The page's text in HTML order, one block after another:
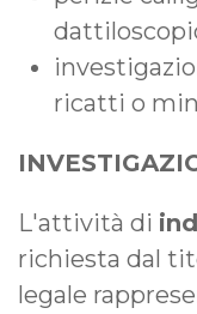
ricatti o
L'attività di
richiesta dal
legale